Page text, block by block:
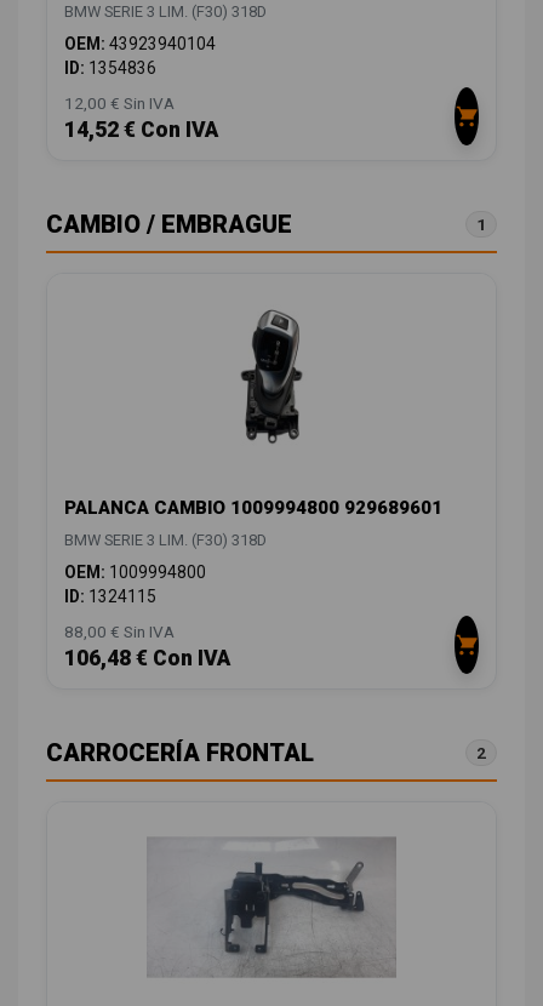
BMW SERIE 3 LIM. (F30) 318D
OEM: 43923940104
ID: 1354836
12,00 € Sin IVA
14,52 € Con IVA
CAMBIO / EMBRAGUE 1
PALANCA CAMBIO 1009994800 929689601
BMW SERIE 3 LIM. (F30) 318D
OEM: 1009994800
ID: 1324115
88,00 € Sin IVA
106,48 € Con IVA
CARROCERÍA FRONTAL 2